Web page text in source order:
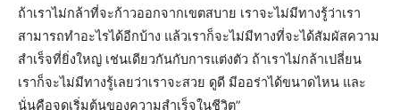
ถ้าเราไม่กล้าที่จะก้าวออกจากเขตสบาย เราจะไม่มีทางรู้ว่าเรา
สามารถทำอะไรได้อีกบ้าง แล้วเราก็จะไม่มีทางที่จะได้สัมผัสความ
สำเร็จที่ยิ่งใหญ่ เช่นเดียวกันกับการแต่งตัว ถ้าเราไม่กล้าเปลี่ยน
เราก็จะไม่มีทางรู้เลยว่าเราจะสวย ดูดี มีออร่าได้ขนาดไหน และ
นั่นคือจุดเริ่มต้นของความสำเร็จในชีวิต”